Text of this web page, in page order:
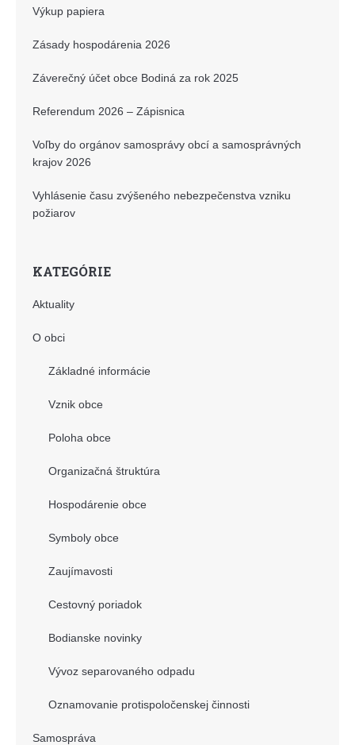
Výkup papiera
Zásady hospodárenia 2026
Záverečný účet obce Bodiná za rok 2025
Referendum 2026 – Zápisnica
Voľby do orgánov samosprávy obcí a samosprávných
krajov 2026
Vyhlásenie času zvýšeného nebezpečenstva vzniku
požiarov
KATEGÓRIE
Aktuality
O obci
Základné informácie
Vznik obce
Poloha obce
Organizačná štruktúra
Hospodárenie obce
Symboly obce
Zaujímavosti
Cestovný poriadok
Bodianske novinky
Vývoz separovaného odpadu
Oznamovanie protispoločenskej činnosti
Samospráva